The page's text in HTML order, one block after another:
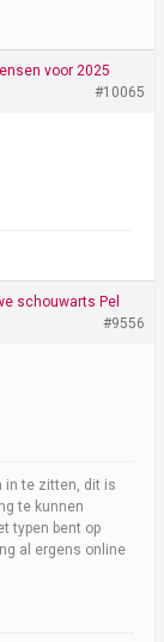
voor 2025
#10065
schouwarts Pel
#9556
in te zitten, dit is
te kunnen
typen bent op
al ergens online